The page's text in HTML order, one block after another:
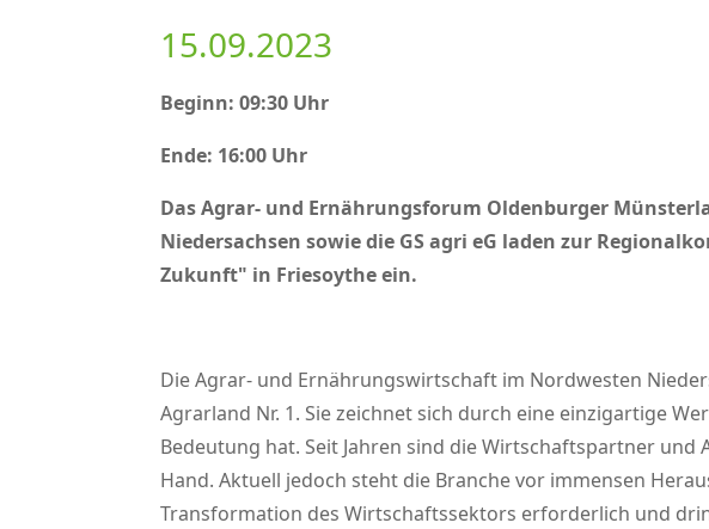
15.09.2023
Beginn: 09:30 Uhr
Ende: 16:00 Uhr
Das Agrar- und Ernährungsforum Oldenburger
Niedersachsen sowie die GS agri eG laden zur
Zukunft in Friesoythe ein.
Die Agrar- und Ernährungswirtschaft im Nordwesten
Agrarland Nr. 1. Sie zeichnet sich durch eine einzigartige
Bedeutung hat. Seit Jahren sind die Wirtschaftspartner
Hand. Aktuell jedoch steht die Branche vor immensen
Transformation des Wirtschaftssektors erforderlich und